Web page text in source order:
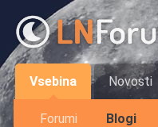
Vsebina
Forumi Blogi
Novosti